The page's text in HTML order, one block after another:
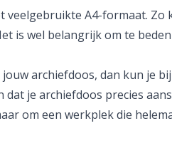
A4-formaat. Zo
is wel belangrijk om te
archiefdoos, dan kun je
je archiefdoos precies
om een werkplek die